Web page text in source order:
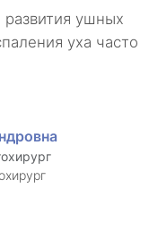
развития ушных
уха часто